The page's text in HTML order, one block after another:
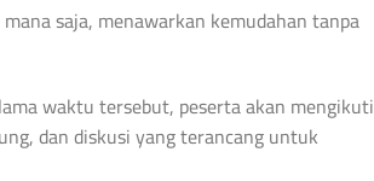
saja, menawarkan kemudahan tanpa
waktu tersebut, peserta akan mengikuti
dan diskusi yang terancang untuk